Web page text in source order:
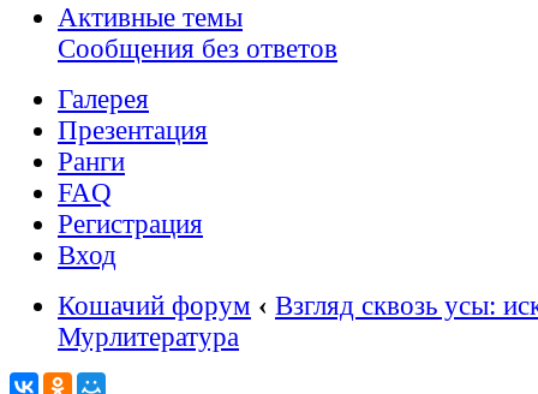
Активные темы
Сообщения без ответов
Галерея
Презентация
Ранги
FAQ
Регистрация
Вход
Кошачий форум ‹ Взгляд сквозь усы:
Мурлитература